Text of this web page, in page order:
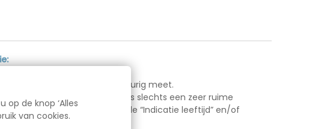
dat u altijd het voetje nauwkeurig meet.
en “indicatie schoenmaat” is slechts een zeer ruime
de aankoop nooit alleen op de “Indicatie leeftijd” en/of
op de knop ‘Alles
van cookies.